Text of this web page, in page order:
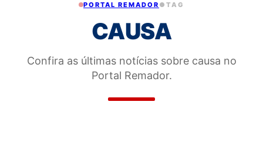
PORTAL REMADOR ● TAG
CAUSA
Confira as últimas notícias sobre causa no
Portal Remador.